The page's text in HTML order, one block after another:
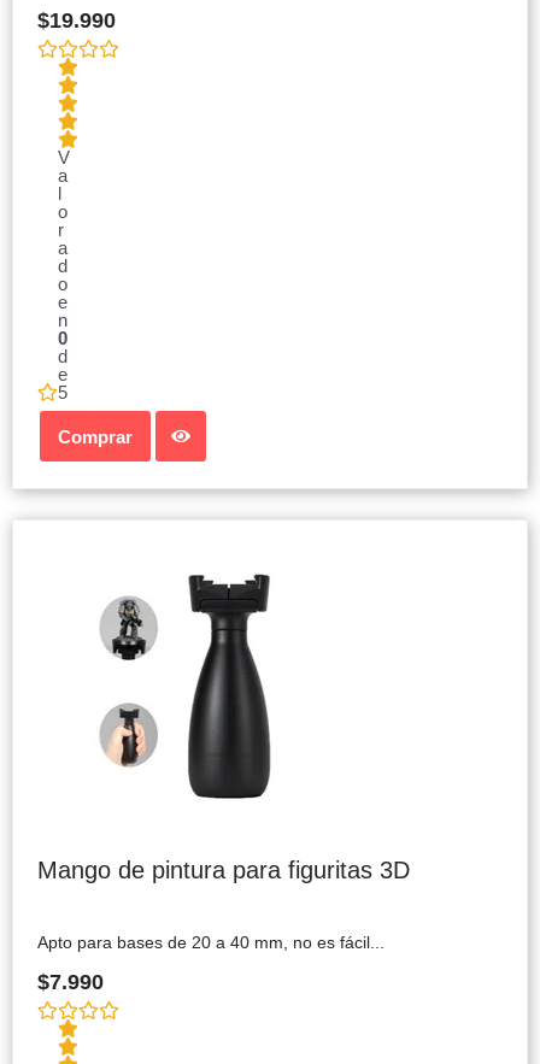
$19.990
V
a
l
o
r
a
d
o
e
n
0
d
e
5
Comprar
Mango de pintura para figuritas 3D
Apto para bases de 20 a 40 mm, no es fácil...
$7.990